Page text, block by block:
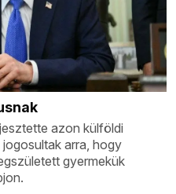
azon külföldi
arra, hogy
gyermekük